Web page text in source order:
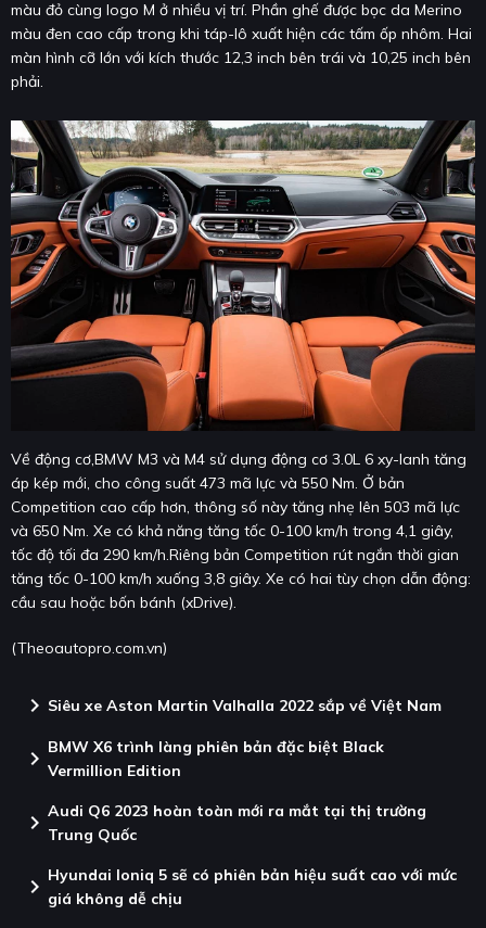
màu đỏ cùng logo M ở nhiều vị trí. Phần ghế được bọc da Merino
màu đen cao cấp trong khi táp-lô xuất hiện các tấm ốp nhôm. Hai
màn hình cỡ lớn với kích thước 12,3 inch bên trái và 10,25 inch bên
phải.
Về động cơ,BMW M3 và M4 sử dụng động cơ 3.0L 6 xy-lanh tăng
áp kép mới, cho công suất 473 mã lực và 550 Nm. Ở bản
Competition cao cấp hơn, thông số này tăng nhẹ lên 503 mã lực
và 650 Nm. Xe có khả năng tăng tốc 0-100 km/h trong 4,1 giây,
tốc độ tối đa 290 km/h.Riêng bản Competition rút ngắn thời gian
tăng tốc 0-100 km/h xuống 3,8 giây. Xe có hai tùy chọn dẫn động:
cầu sau hoặc bốn bánh (xDrive).
(Theoautopro.com.vn)
chevron_right Siêu xe Aston Martin Valhalla 2022 sắp về Việt Nam
chevron_right BMW X6 trình làng phiên bản đặc biệt Black
Vermillion Edition
chevron_right Audi Q6 2023 hoàn toàn mới ra mắt tại thị trường
Trung Quốc
chevron_right Hyundai Ioniq 5 sẽ có phiên bản hiệu suất cao với mức
giá không dễ chịu